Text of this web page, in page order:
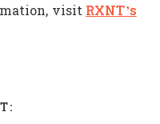
visit RXNT’s